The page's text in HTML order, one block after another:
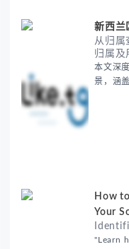
新西兰
从归属
归属及
本文深
景，涵
How
Your
English
"Learn